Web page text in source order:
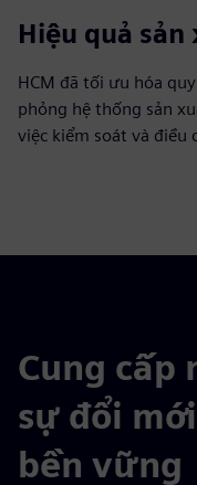
15%
Hiệu quả sản
HCM đã tối ưu hóa
phỏng hệ thống sản
việc kiểm soát và điều
Cung cấp
sự đổi
bền vững